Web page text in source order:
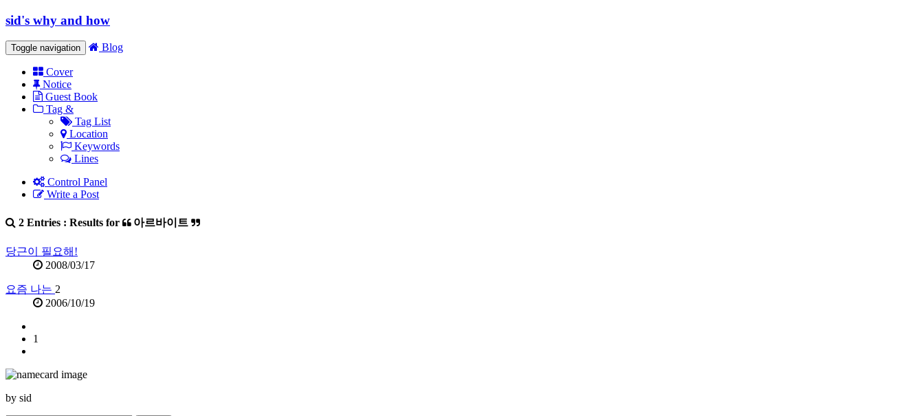
sid's why and how
Toggle navigation Blog
Cover
Notice
Guest Book
Tag &
Tag List
Location
Keywords
Lines
Control Panel
Write a Post
2 Entries : Results for 아르바이트
당근이 필요해!
2008/03/17
요즘 나는 2
2006/10/19
1
by sid